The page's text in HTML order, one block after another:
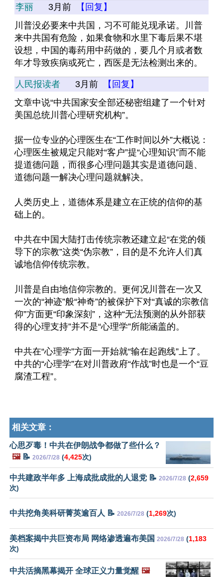
李丽 3月前
【回复】
川普没必要来中共国，习不可能兑现承诺。川普
来中共国有危险，如果食物和水里下毒后果不堪
设想，中国的毒药用中药做的，要几个月或者数
年才导致疾病或死亡，西医是无法检测出来的。
人民报读者 3月前
【回复】
文章中说“中共国家安全部还秘密组建了一个针对
美国总统川普心理研究机构”。
据一位专业的心理医生在“工作时间以外”大概说：
心理医生被规定只能对“客户”提“心理知识”而不能
提道德问题，而很多心理问题其实是道德问题、
道德问题一解决心理问题就解决。
人类历史上，道德体系是建立在正统的信仰的基
础上的。
中共在中国大陆打击传统宗教还建立起“在党的领
导下的宗教”这类“伪宗教”，目的是不允许人们真
诚地信仰传统宗教。
川普是自由地信仰宗教的。更何况川普在一次又
一次的“神迹”般“神奇”的被保护下对“真诚的宗教信
仰”方面更“印象深刻”，这种“无法预测的从外部获
得的心理支持”并不是“心理学”所能涵盖的。
中共在“心理学”方面一开始就“输在起跑线”上了。
中共的“心理学”在对川普政府“作战”时也是一个“豆
腐渣工程”。
相关文章：
心思歹毒！中共在伊朗战争都做了些什么？
🖼️📝 2026/7/28 (4,425次)
中共建政半年多 上海成批成批的人退党 📝 2026/7/28 (2,659
次)
中共挖角美科研菁英逾百人 📝 2026/7/28 (1,269次)
美档案揭中共巨资布局 网络渗透遍布美国 2026/7/28 (1,183
次)
中共活摘黑幕揭开 全球正义力量觉醒 🖼️